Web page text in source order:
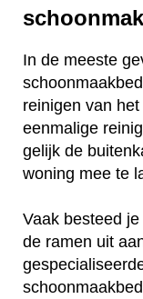
In de meeste
reinigen van
eenmalige
gelijk de
woning mee te
Vaak besteed
de ramen uit